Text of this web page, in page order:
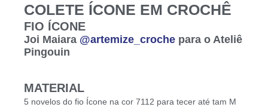
COLETE ÍCONE EM CROCHÊ
FIO ÍCONE
Joi Maiara @artemize_croche para o Ateliê
Pingouin
MATERIAL
5 novelos do fio Ícone na cor 7112 para tecer até tam M